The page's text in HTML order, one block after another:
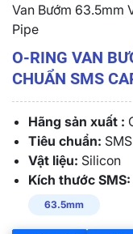
Van Bướm 63.5mm
Pipe
O-RING VAN
CHUẨN SMS
Hãng sản xuất :
Tiêu chuẩn: SMS
Vật liệu: Silicon
Kích thước SMS:
63.5mm